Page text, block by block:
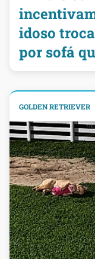
idoso
por sofá
GOLDEN RETRIEVER